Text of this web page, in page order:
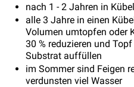
nach 1 - 2 Jahren in
alle 3 Jahre in einen
Volumen umtopfen oder
30 % reduzieren und
Substrat auffüllen
im Sommer sind Feigen
verdunsten viel Wasser